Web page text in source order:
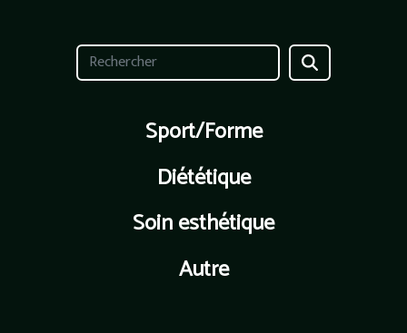
Sport/Forme
Diététique
Soin esthétique
Autre